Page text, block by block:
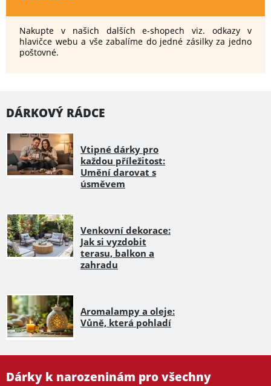
Nakupte v našich dalších e-shopech viz. odkazy v
hlavičce webu a vše zabalíme do jedné zásilky za jedno
poštovné.
DÁRKOVÝ RÁDCE
Vtipné dárky pro
každou příležitost:
Umění darovat s
úsměvem
Venkovní dekorace:
Jak si vyzdobit
terasu, balkon a
zahradu
Aromalampy a oleje:
Vůně, která pohladí
Dárky k narozeninám pro všechny